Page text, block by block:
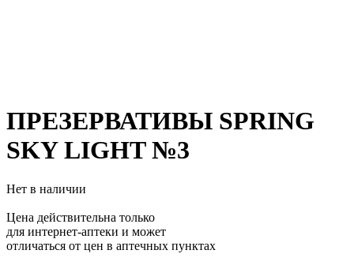
ПРЕЗЕРВАТИВЫ SPRING
SKY LIGHT №3
Нет в наличии
Цена действительна только
для интернет-аптеки и может
отличаться от цен в аптечных пунктах